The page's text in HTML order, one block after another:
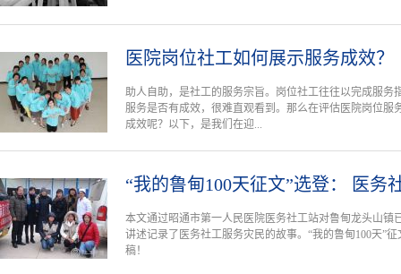
医院岗位社工如何展示服务成效？
助人自助，是社工的服务宗旨。岗位社工往往以完成服务
服务是否有成效，很难直观看到。那么在评估医院岗位服
成效呢？以下，是我们在迎...
“我的鲁甸100天征文”选登： 医务
本文通过昭通市第一人民医院医务社工站对鲁甸龙头山镇
讲述记录了医务社工服务灾民的故事。“我的鲁甸100天”
稿！